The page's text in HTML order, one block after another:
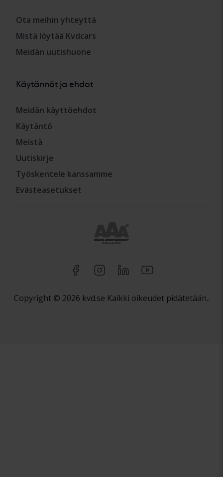
Ota meihin yhteyttä
Mistä löytää Kvdcars
Meidän uutishuone
Käytännöt ja ehdot
Meidän käyttöehdot
Käytäntö
Meistä
Uutiskirje
Työskentele kanssamme
Evästeasetukset
Copyright © 2026 kvd.se Kaikki oikeudet pidätetään..